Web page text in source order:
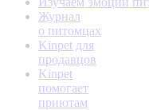
Журнал
о питомцах
Kinpet для
продавцов
Kinpet
помогает
приютам